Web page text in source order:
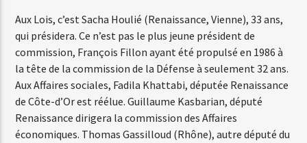
Aux Lois, c’est Sacha Houlié (Renaissance, Vienne), 33 ans,
qui présidera. Ce n’est pas le plus jeune président de
commission, François Fillon ayant été propulsé en 1986 à
la tête de la commission de la Défense à seulement 32 ans.
Aux Affaires sociales, Fadila Khattabi, députée Renaissance
de Côte-d’Or est réélue. Guillaume Kasbarian, député
Renaissance dirigera la commission des Affaires
économiques. Thomas Gassilloud (Rhône), autre député du